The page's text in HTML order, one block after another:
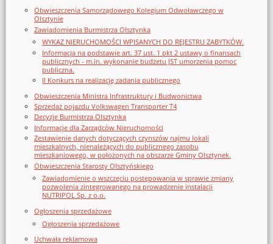
Obwieszczenia Samorządowego Kolegium Odwoławczego w
Olsztynie
Zawiadomienia Burmistrza Olsztynka
WYKAZ NIERUCHOMOŚCI WPISANYCH DO REJESTRU ZABYTKÓW.
Informacja na podstawie art. 37 ust. 1 pkt 2 ustawy o finansach
publicznych - m.in. wykonanie budżetu JST umorzenia pomoc
publiczna.
II Konkurs na realizację zadania publicznego
Obwieszczenia Ministra Infrastruktury i Budwonictwa
Sprzedaż pojazdu Volkswagen Transporter T4
Decyzje Burmistrza Olsztynka
Informacje dla Zarządców Nieruchomości
Zestawienie danych dotyczących czynszów najmu lokali
mieszkalnych, nienależących do publicznego zasobu
mieszkaniowego, w położonych na obszarze Gminy Olsztynek.
Obwieszczenia Starosty Olsztyńskiego
Zawiadomienie o wszczęciu postępowania w sprawie zmiany
pozwolenia zintegrowanego na prowadzenie instalacji
NUTRIPOL Sp. z o.o.
Ogłoszenia sprzedażowe
Ogłoszenia sprzedażowe
Uchwała reklamowa